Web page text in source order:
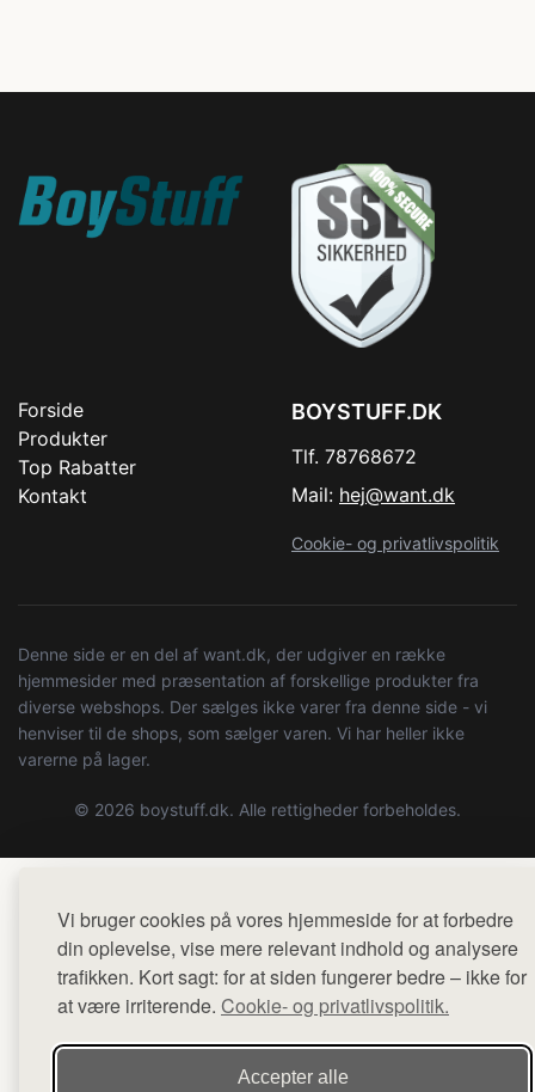
Vi bruger cookies på vores hjemmeside for at forbedre
din oplevelse, vise mere relevant indhold og analysere
trafikken. Kort sagt: for at siden fungerer bedre – ikke for
at være irriterende. Cookie- og privatlivspolitik.
Accepter alle
Forside
Produkter
Top Rabatter
Kontakt
BOYSTUFF.DK
Tlf. 78768672
Mail: hej@want.dk
Cookie- og privatlivspolitik
Denne side er en del af want.dk, der udgiver en række
hjemmesider med præsentation af forskellige produkter fra
diverse webshops. Der sælges ikke varer fra denne side - vi
henviser til de shops, som sælger varen. Vi har heller ikke
varerne på lager.
© 2026 boystuff.dk. Alle rettigheder forbeholdes.